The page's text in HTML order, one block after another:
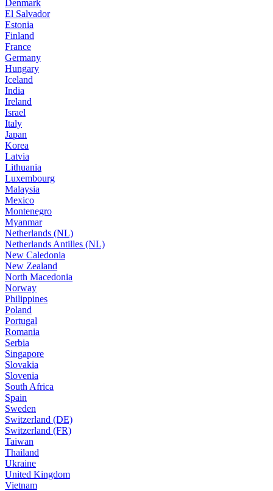
Denmark
El Salvador
Estonia
Finland
France
Germany
Hungary
Iceland
India
Ireland
Israel
Italy
Japan
Korea
Latvia
Lithuania
Luxembourg
Malaysia
Mexico
Montenegro
Myanmar
Netherlands (NL)
Netherlands Antilles (NL)
New Caledonia
New Zealand
North Macedonia
Norway
Philippines
Poland
Portugal
Romania
Serbia
Singapore
Slovakia
Slovenia
South Africa
Spain
Sweden
Switzerland (DE)
Switzerland (FR)
Taiwan
Thailand
Ukraine
United Kingdom
Vietnam